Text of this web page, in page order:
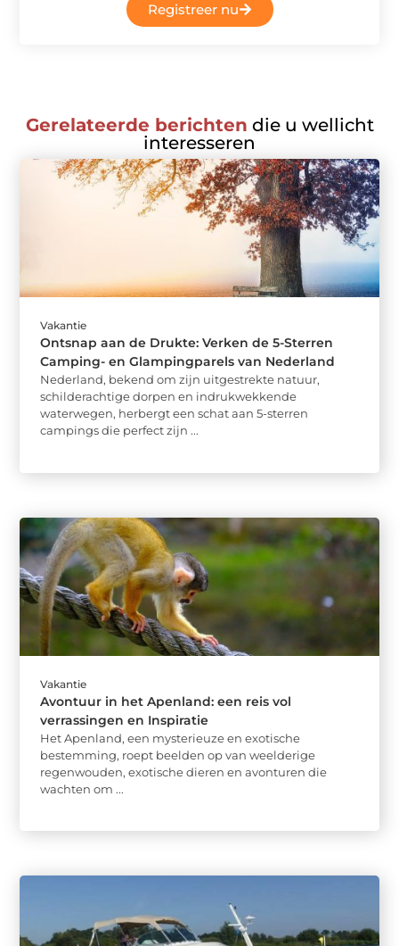
Registreer nu
Gerelateerde berichten die u wellicht
interesseren
Vakantie
Ontsnap aan de Drukte: Verken de 5-Sterren
Camping- en Glampingparels van Nederland
Nederland, bekend om zijn uitgestrekte natuur,
schilderachtige dorpen en indrukwekkende
waterwegen, herbergt een schat aan 5-sterren
campings die perfect zijn ...
Vakantie
Avontuur in het Apenland: een reis vol
verrassingen en Inspiratie
Het Apenland, een mysterieuze en exotische
bestemming, roept beelden op van weelderige
regenwouden, exotische dieren en avonturen die
wachten om ...